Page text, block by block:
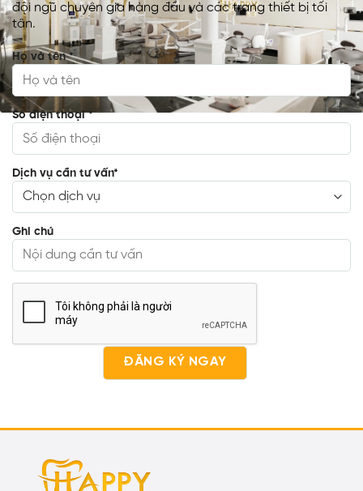
đội ngũ chuyên gia hàng đầu và các trang thiết bị tối
tân.
Họ và tên*
Số điện thoại*
Dịch vụ cần tư vấn*
Ghi chú